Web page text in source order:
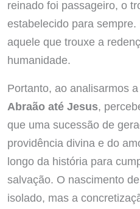
reinado foi passageiro, o
estabelecido para
aquele que trouxe a
humanidade.
Portanto, ao analisarmos a
Abraão até Jesus,
que uma sucessão de
providência divina e do
longo da história para
salvação. O nascimento
isolado, mas a